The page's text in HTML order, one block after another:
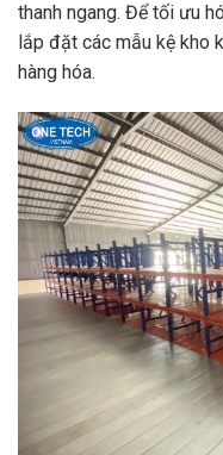
thanh ngang. Để tối ưu
lắp đặt các mẫu kệ kho
hàng hóa.